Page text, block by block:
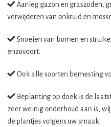
Aanleg gazon en graszoden,
verwijderen van onkruid en
Snoeien van bomen en
enzovoort.
Ook alle soorten bemesting
Beplanting op doek is de
zeer weinig onderhoud aan is,
de plantjes volgens uw smaak.